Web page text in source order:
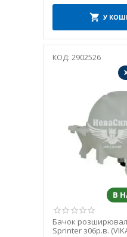
У
КОД: 2902526
В
Бачок
Sprinter з06р.в.